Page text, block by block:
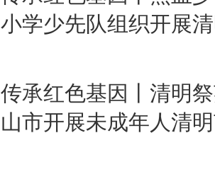
小学少先队组织开展
传承红色基因丨清明
山市开展未成年人清